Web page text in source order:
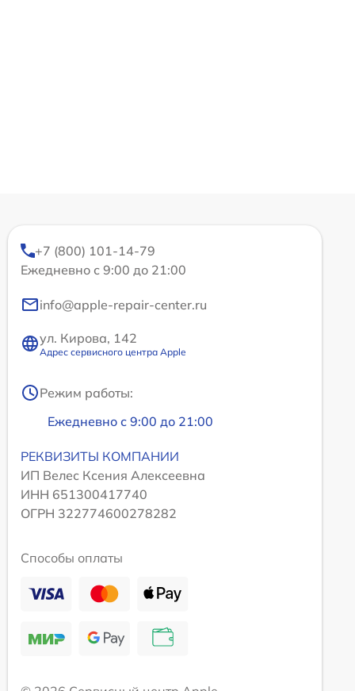
+7 (800) 101-14-79
Ежедневно с 9:00 до 21:00
info@apple-repair-center.ru
ул. Кирова, 142
Адрес сервисного центра Apple
Режим работы:
Ежедневно с 9:00 до 21:00
РЕКВИЗИТЫ КОМПАНИИ
ИП Велес Ксения Алексеевна
ИНН 651300417740
ОГРН 322774600278282
Способы оплаты